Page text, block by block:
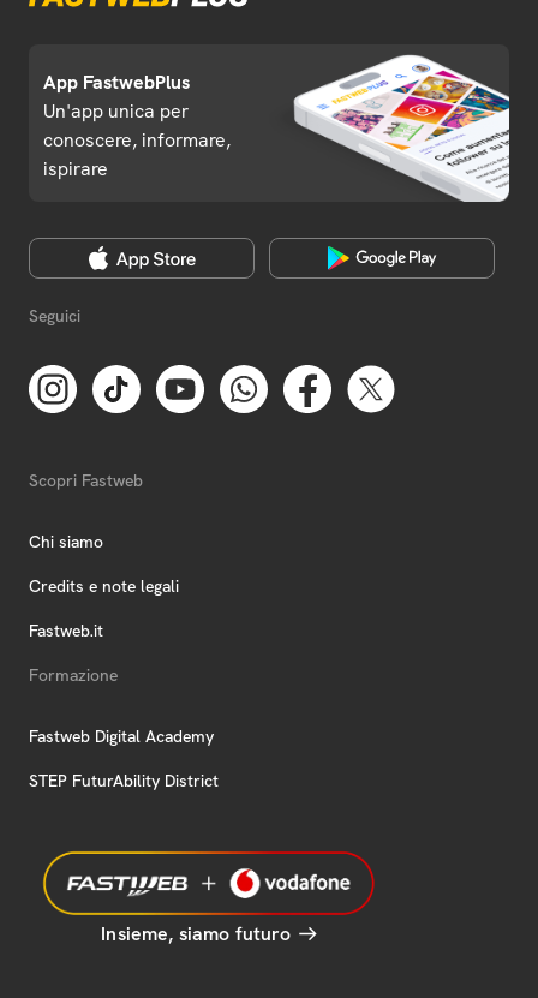
App FastwebPlus
Un'app unica per
conoscere, informare,
ispirare
Seguici
Scopri Fastweb
Chi siamo
Credits e note legali
Fastweb.it
Formazione
Fastweb Digital Academy
STEP FuturAbility District
Insieme, siamo futuro